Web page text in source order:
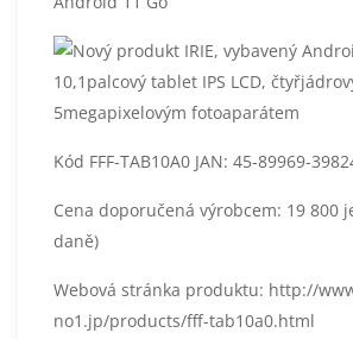
Kód FFF-TAB10A0 JAN: 45-89969-
Cena doporučená výrobcem: 19 800
daně)
Webová stránka produktu: http://
no1.jp/products/fff-tab10a0.html